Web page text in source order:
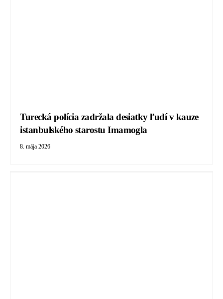
Turecká polícia zadržala desiatky ľudí v kauze
istanbulského starostu Imamogla
8. mája 2026